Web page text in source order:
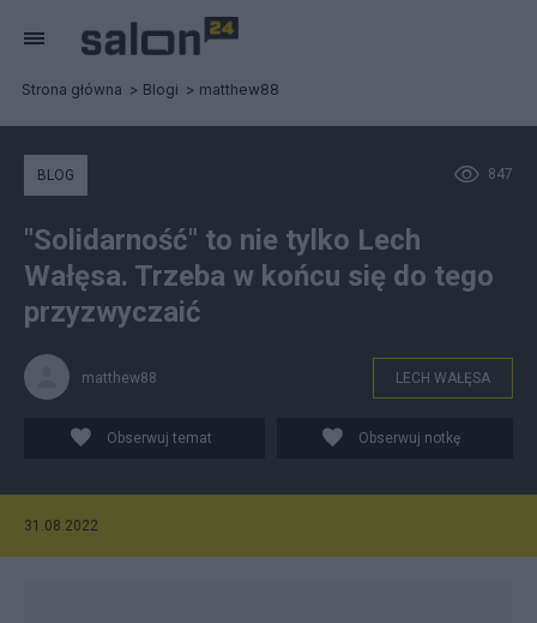
Strona główna Blogi matthew88
847
BLOG
"Solidarność" to nie tylko Lech
Wałęsa. Trzeba w końcu się do tego
przyzwyczaić
matthew88 LECH WAŁĘSA
Obserwuj temat Obserwuj notkę
31.08.2022